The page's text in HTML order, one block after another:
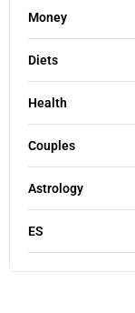
Money
Diets
Health
Couples
Astrology
ES